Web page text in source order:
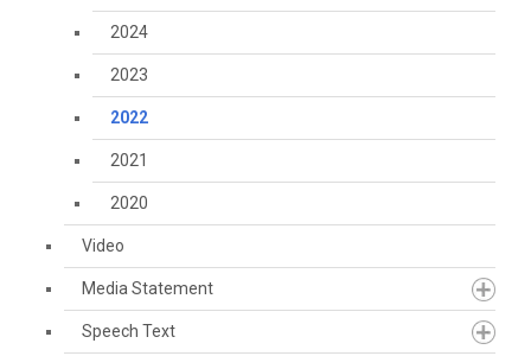
2024
2023
2022
2021
2020
Video
Media Statement
Speech Text